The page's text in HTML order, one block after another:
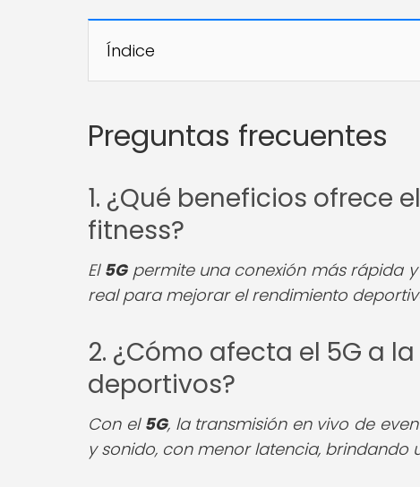
Índice
Preguntas frecuentes
1. ¿Qué beneficios ofrece
fitness?
El 5Gpermite una conexión más rápida
real para mejorar el rendimiento
2. ¿Cómo afecta el 5G a
deportivos?
Con el 5G, la transmisión en vivo de
y sonido, con menor latencia, brindando